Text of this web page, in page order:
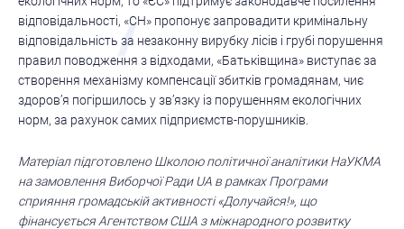
відповідальності, «СН» пропонує запровадити кримінальну
відповідальність за незаконну вирубку лісів і грубі порушення
правил поводження з відходами, «Батьківщина» виступає за
створення механізму компенсації збитків громадянам, чиє
здоров’я погіршилось у зв’язку із порушенням екологічних
норм, за рахунок самих підприємств-порушників.
Матеріал підготовлено Школою політичної аналітики НаУКМА
на замовлення Виборчої РадиUA в рамках Програми
сприяння громадській активності «Долучайся!», що
фінансується Агентством США з міжнародного розвитку